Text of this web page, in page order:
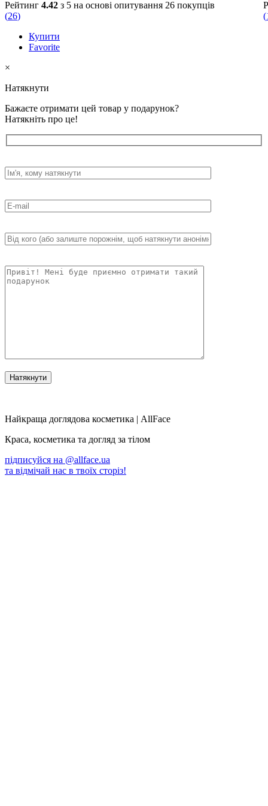
Ранковий/вечірній догляд.
Вранці завжди використовуйте крем з SPF.
Рейтинг 4.42 з 5 на основі опитування 26 покупців
(26)
Купити
Favorite
(
×
Натякнути
Бажаєте отримати цей товар у подарунок?
Натякніть про це!
Найкраща доглядова косметика | AllFace
Краса, косметика та догляд за тілом
підписуйся на @allface.ua
та відмічай нас в твоїх сторіз!